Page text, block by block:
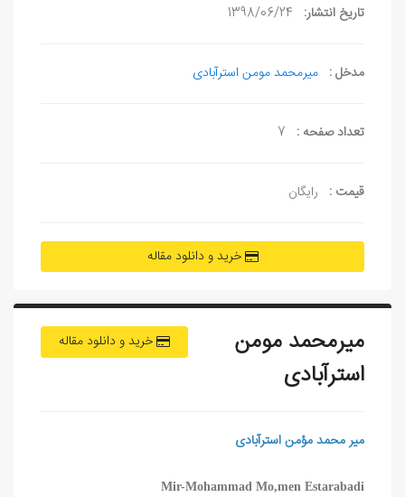
تاریخ انتشار: 1398/06/24
مدخل : میرمحمد مومن استرآبادی
تعداد صفحه : 7
قیمت : رایگان
خرید و دانلود مقاله
خرید و دانلود مقاله
میرمحمد مومن
استرآبادی
میر محمد مؤمن استرآبادی
Mir-Mohammad Mo,men Estarabadi